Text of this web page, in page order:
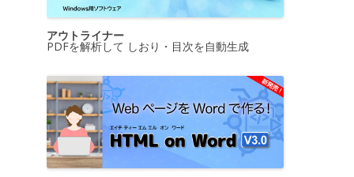
アウトライナー
PDFを解析して しおり・目次を自動生成